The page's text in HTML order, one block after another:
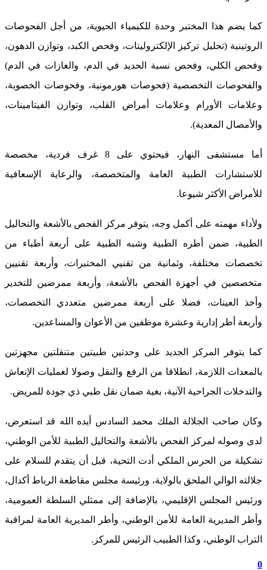
كما يضم هذا المختبر وحدة للكيمياء الحيوية، من أجل الفحوصات
الروتينية (تحليل تركيز الإلكتروليتات، وفحص الكبد، وتوازن الدهون،
وفحص الكلي، وفحص نسبة الحديد في الدم، والغازات في الدم)
والفحوصات التخصصية (فحوصات هورمونية، وفحوصات الخصوبة،
وعلامات الأورام وعلامات أمراض القلب، وتوازن الفيتامينات،
والأمصال المعدية).
أما مستشفى النهار، فيحتوي على 8 غرف فردية، مخصصة
للاستشارات الطبية العامة والمتخصصة، والرعاية الإسعافية
للأمراض الأكثر شيوعا.
ولأداء مهمته على أكمل وجه، يتوفر مركز الفحص بالأشعة والتحاليل
الطبية، ضمن أطره الطبية وشبه الطبية على أربعة أطباء من
تخصصات مختلفة، وثمانية من تقنيي المختبرات، وأربعة تقنيين
متخصصين في أجهزة الفحص بالأشعة، وأربعة ممرضين للتخدير
وأخذ العينات، فضلا على أربعة ممرضين متعددي التخصصات،
وأربعة أطر إدارية وعشرة موظفين من الأعوان والمساعدين.
كما يتوفر المركز الجديد على وحدتين طبيتين متنقلتين مجهزتين
بالمعدات اللازمة، انطلاقا من الرفع والنقل وصولا لعمليات الإنعاش
والتدخلات الجراحية الآنية، بغية ضمان نقل طبي ذي جودة للمريض.
وكان صاحب الجلالة الملك محمد السادس أيده الله قد استعرض،
لدى وصوله لمركز الفحص بالأشعة والتحاليل الطبية للأمن الوطني،
تشكيلة من الحرس الملكي أدت التحية، قبل أن يتقدم للسلام على
جلالته الوالي الملحق بالولاية، ورئيسة مجلس مقاطعة الرباط أكدال،
ورئيس المجلس الإقليمي، بالإضافة إلى ممثلي السلطة العمومية،
وأطر المديرية العامة للأمن الوطني، وأطر المديرية العامة لمراقبة
التراب الوطني، وكذا الطبيب الرئيس للمركز.
0